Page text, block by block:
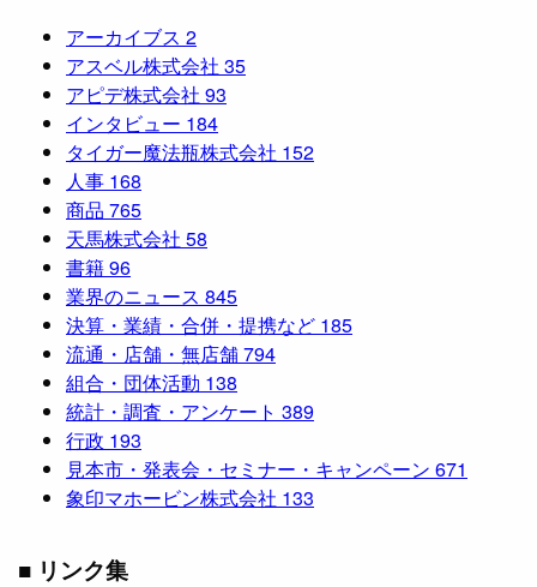
アーカイブス 2
アスベル株式会社 35
アピデ株式会社 93
インタビュー 184
タイガー魔法瓶株式会社 152
人事 168
商品 765
天馬株式会社 58
書籍96
業界のニュース 845
決算・業績・合併・提携など 185
流通・店舗・無店舗794
組合・団体活動 138
統計・調査・アンケート 389
行政 193
見本市・発表会・セミナー・キャンペーン 671
象印マホービン株式会社 133
■ リンク集